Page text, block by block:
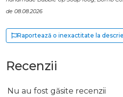
de 08.08.2026
Raportează o inexactitate la
Recenzii
Nu au fost găsite recenzii